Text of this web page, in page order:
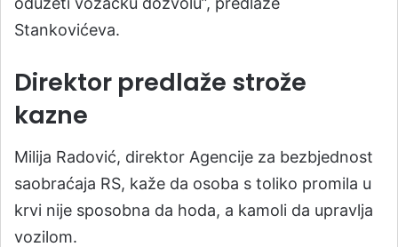
Stankovićeva.
Direktor predlaže strože
kazne
Milija Radović, direktor Agencije za bezbjednost
saobraćaja RS, kaže da osoba s toliko promila u
krvi nije sposobna da hoda, a kamoli da upravlja
vozilom.